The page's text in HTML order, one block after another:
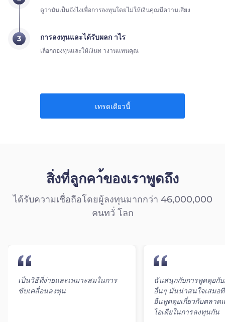
ดูว่ามันเป็นยังไงเพื่อการลงทุนโดยไม่ให้เงินคุณมีความเสี่ยง
3 การลงทุนและได้รับผลก าไร
เลือกกองทุนและให้เงินท างานแทนคุณ
เทรดเดียวนี้
สิ่งที่ลูกคา้ของเราพูดถึง
ได้รับความเชื่อถือโดยผู้ลงทุนมากกว่า 46,000,000
คนทวั่ โลก
เป็นวิธีที่ง่ายและเหมาะสมในการ
ขับเคลื่อนลงทุน
ฉันสนุกกับการพูดคุยกั
อื่นๆ มันน่าสนใจเสมอ
อื่นพูดคุยเกี่ยวกับตลาด
ไอเดียในการลงทุนกัน